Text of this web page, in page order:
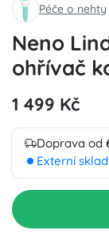
Péče o nehty
Neno
ohřívač
1 499 Kč
Doprava od
Externí sklad